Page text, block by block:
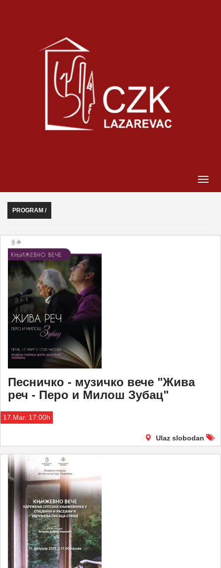
PROGRAM /
Песничко - музичко вече "Жива
реч - Перо и Милош Зубац"
17.Mar. 17:00h
Ulaz slobodan